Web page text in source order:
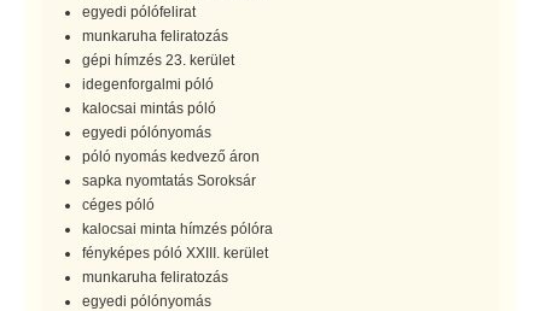
egyedi pólófelirat
munkaruha feliratozás
gépi hímzés 23. kerület
idegenforgalmi póló
kalocsai mintás póló
egyedi pólónyomás
póló nyomás kedvező áron
sapka nyomtatás Soroksár
céges póló
kalocsai minta hímzés pólóra
fényképes póló XXIII. kerület
munkaruha feliratozás
egyedi pólónyomás